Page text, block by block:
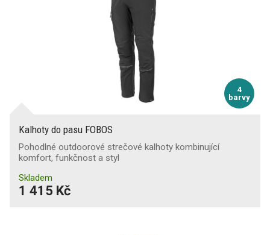
4
barvy
Kalhoty do pasu FOBOS
Pohodlné outdoorové strečové kalhoty kombinující
komfort, funkčnost a styl
Skladem
1 415 Kč